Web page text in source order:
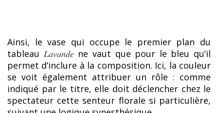
Ainsi, le vase qui occupe le premier plan du
tableau Lavandene vaut que pour le bleu qu’il
permet d’inclure à la composition. Ici, la couleur
se voit également attribuer un rôle : comme
indiqué par le titre, elle doit déclencher chez le
spectateur cette senteur florale si particulière,